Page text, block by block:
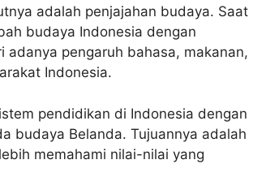
adalah penjajahan budaya. Saat
budaya Indonesia dengan
pengaruh bahasa, makanan,
Indonesia.
pendidikan di Indonesia dengan
budaya Belanda. Tujuannya adalah
memahami nilai-nilai yang